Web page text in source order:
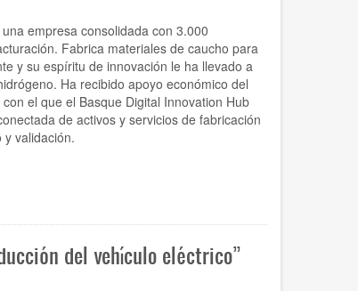
empresa consolidada con 3.000
Fabrica materiales de caucho para
y su espíritu de innovación le ha llevado a
Ha recibido apoyo económico del
el que el Basque Digital Innovation Hub
de activos y servicios de fabricación
validación.
del vehículo eléctrico”